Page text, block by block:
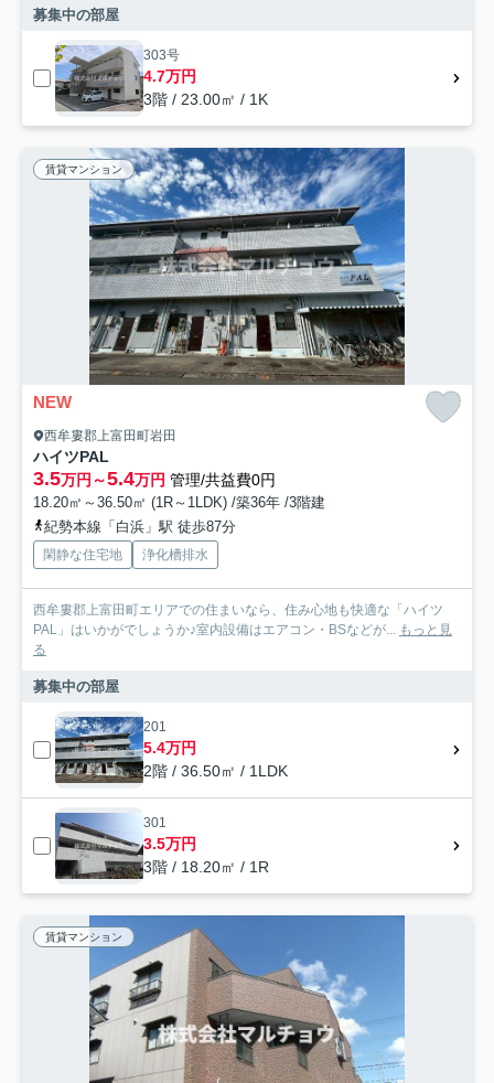
募集中の部屋
303号
4.7万円
3階 / 23.00㎡ / 1K
賃貸マンション
NEW
西牟婁郡上富田町岩田
ハイツPAL
3.5万円～5.4万円 管理/共益費0円
18.20㎡～36.50㎡ (1R～1LDK) /築36年 /3階建
紀勢本線「白浜」駅 徒歩87分
閑静な住宅地 浄化槽排水
西牟婁郡上富田町エリアでの住まいなら、住み心地も快適な「ハイツ
PAL」はいかがでしょうか♪室内設備はエアコン・BSなどが... もっと見
る
募集中の部屋
201
5.4万円
2階 / 36.50㎡ / 1LDK
301
3.5万円
3階 / 18.20㎡ / 1R
賃貸マンション